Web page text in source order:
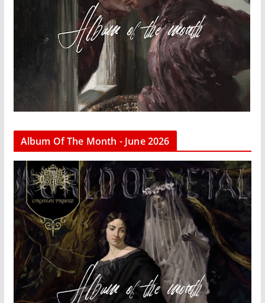
Album Of The Month - June 2026